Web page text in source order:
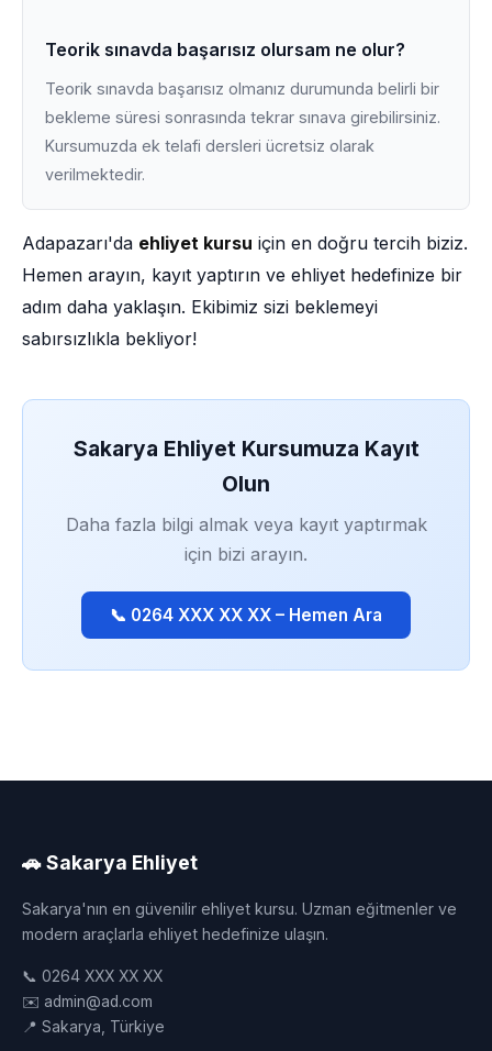
Teorik sınavda başarısız olursam ne olur?
Teorik sınavda başarısız olmanız durumunda belirli bir
bekleme süresi sonrasında tekrar sınava girebilirsiniz.
Kursumuzda ek telafi dersleri ücretsiz olarak
verilmektedir.
Adapazarı'da ehliyet kursu için en doğru tercih biziz.
Hemen arayın, kayıt yaptırın ve ehliyet hedefinize bir
adım daha yaklaşın. Ekibimiz sizi beklemeyi
sabırsızlıkla bekliyor!
Sakarya Ehliyet Kursumuza Kayıt
Olun
Daha fazla bilgi almak veya kayıt yaptırmak
için bizi arayın.
📞 0264 XXX XX XX – Hemen Ara
🚗 Sakarya Ehliyet
Sakarya'nın en güvenilir ehliyet kursu. Uzman eğitmenler ve
modern araçlarla ehliyet hedefinize ulaşın.
📞 0264 XXX XX XX
✉️ admin@ad.com
📍 Sakarya, Türkiye